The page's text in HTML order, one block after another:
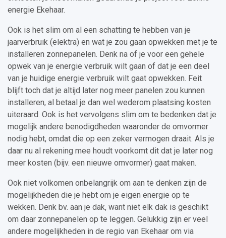
energie Ekehaar.
Ook is het slim om al een schatting te hebben van je
jaarverbruik (elektra) en wat je zou gaan opwekken met je te
installeren zonnepanelen. Denk na of je voor een gehele
opwek van je energie verbruik wilt gaan of dat je een deel
van je huidige energie verbruik wilt gaat opwekken. Feit
blijft toch dat je altijd later nog meer panelen zou kunnen
installeren, al betaal je dan wel wederom plaatsing kosten
uiteraard. Ook is het vervolgens slim om te bedenken dat je
mogelijk andere benodigdheden waaronder de omvormer
nodig hebt, omdat die op een zeker vermogen draait. Als je
daar nu al rekening mee houdt voorkomt dit dat je later nog
meer kosten (bijv. een nieuwe omvormer) gaat maken.
Ook niet volkomen onbelangrijk om aan te denken zijn de
mogelijkheden die je hebt om je eigen energie op te
wekken. Denk bv. aan je dak, want niet elk dak is geschikt
om daar zonnepanelen op te leggen. Gelukkig zijn er veel
andere mogelijkheden in de regio van Ekehaar om via